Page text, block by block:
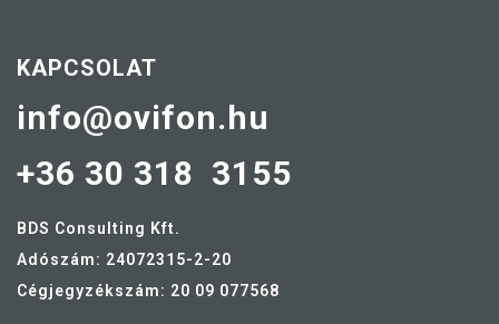
KAPCSOLAT
info@ovifon.hu
+36 30 318 3155
BDS Consulting Kft.
Adószám: 24072315-2-20
Cégjegyzékszám: 20 09 077568